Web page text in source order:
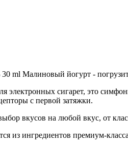
30 ml Малиновый йогурт -
электронных сигарет, это
с первой затяжки.
вкусов на любой вкус, от
из ингредиентов премиум-